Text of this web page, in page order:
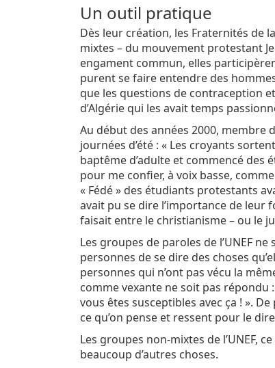
Un outil pratique
Dès leur création, les Fraternités de
mixtes – du mouvement protestant
engament commun, elles
purent se faire entendre des
que les questions de contraception
d’Algérie qui les avait temps
Au début des années 2000, membre
journées d’été : « Les croyants
baptême d’adulte et commencé des
pour me confier, à voix basse,
« Fédé » des étudiants protestants
avait pu se dire l’importance de leur
faisait entre le christianisme – ou le
Les groupes de paroles de l’UNEF
personnes de se dire des choses
personnes qui n’ont pas vécu la
comme vexante ne soit pas répondu :
vous êtes susceptibles avec ça ! ».
ce qu’on pense et ressent pour le
Les groupes non-mixtes de l’UNEF,
beaucoup d’autres choses.